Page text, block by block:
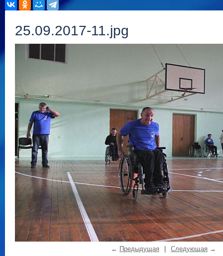
25.09.2017-11.jpg
← Предыдущая Следующая →